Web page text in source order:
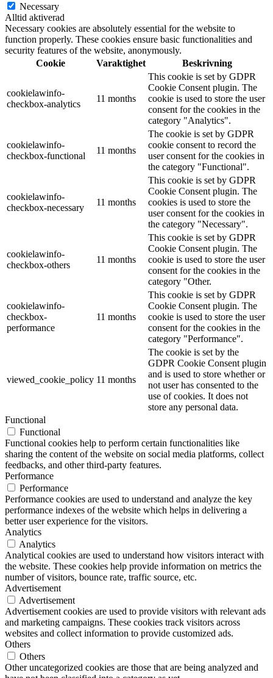
Necessary
Alltid aktiverad
Necessary cookies are absolutely essential for the website to
function properly. These cookies ensure basic functionalities and
security features of the website, anonymously.
Cookie
Varaktighet Beskrivning
cookielawinfo-
checkbox-analytics
11 months
This cookie is set by GDPR
Cookie Consent plugin. The
cookie is used to store the user
consent for the cookies in the
category "Analytics".
cookielawinfo-
checkbox-functional
11 months
The cookie is set by GDPR
cookie consent to record the
user consent for the cookies in
the category "Functional".
cookielawinfo-
checkbox-necessary
11 months
This cookie is set by GDPR
Cookie Consent plugin. The
cookies is used to store the
user consent for the cookies in
the category "Necessary".
cookielawinfo-
checkbox-others
11 months
This cookie is set by GDPR
Cookie Consent plugin. The
cookie is used to store the user
consent for the cookies in the
category "Other.
cookielawinfo-
checkbox-
performance
11 months
This cookie is set by GDPR
Cookie Consent plugin. The
cookie is used to store the user
consent for the cookies in the
category "Performance".
viewed_cookie_policy 11 months
The cookie is set by the
GDPR Cookie Consent plugin
and is used to store whether or
not user has consented to the
use of cookies. It does not
store any personal data.
Functional
Functional
Functional cookies help to perform certain functionalities like
sharing the content of the website on social media platforms, collect
feedbacks, and other third-party features.
Performance
Performance
Performance cookies are used to understand and analyze the key
performance indexes of the website which helps in delivering a
better user experience for the visitors.
Analytics
Analytics
Analytical cookies are used to understand how visitors interact with
the website. These cookies help provide information on metrics the
number of visitors, bounce rate, traffic source, etc.
Advertisement
Advertisement
Advertisement cookies are used to provide visitors with relevant ads
and marketing campaigns. These cookies track visitors across
websites and collect information to provide customized ads.
Others
Others
Other uncategorized cookies are those that are being analyzed and